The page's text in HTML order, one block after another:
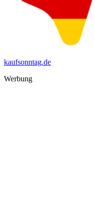
kaufsonntag.de
Werbung